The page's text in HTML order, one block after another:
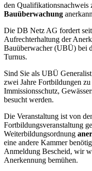
den Qualifikationsnachweis
Bauüberwachung
Die DB Netz AG fordert
Aufrechterhaltung der
Bauüberwacher (UBÜ) bei
Turnus.
Sind Sie als UBÜ
zwei Jahre Fortbildungen
Immissionsschutz,
besucht werden.
Die Veranstaltung ist von
Fortbildungsveranstaltung
Weiterbildungsordnung
eine andere Kammer
Anmeldung Bescheid, wir
Anerkennung bemühen.